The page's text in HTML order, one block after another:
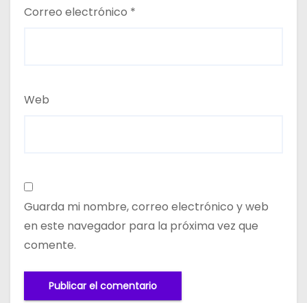
Correo electrónico *
Web
Guarda mi nombre, correo electrónico y web
en este navegador para la próxima vez que
comente.